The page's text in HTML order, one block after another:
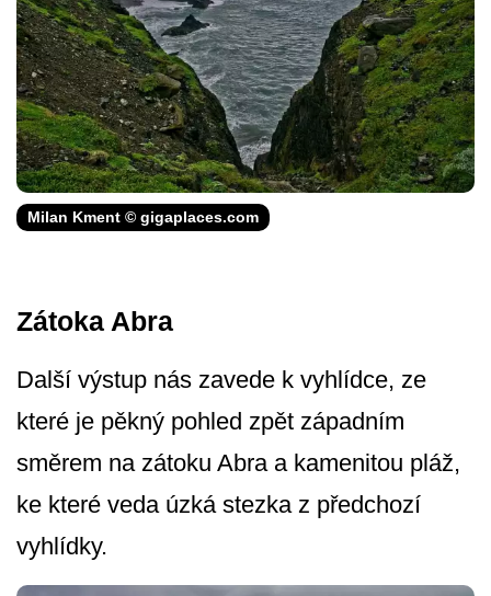
Milan Kment © gigaplaces.com
Zátoka Abra
Další výstup nás zavede k vyhlídce, ze
které je pěkný pohled zpět západním
směrem na zátoku Abra a kamenitou pláž,
ke které veda úzká stezka z předchozí
vyhlídky.